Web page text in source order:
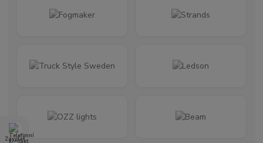
Zavolat